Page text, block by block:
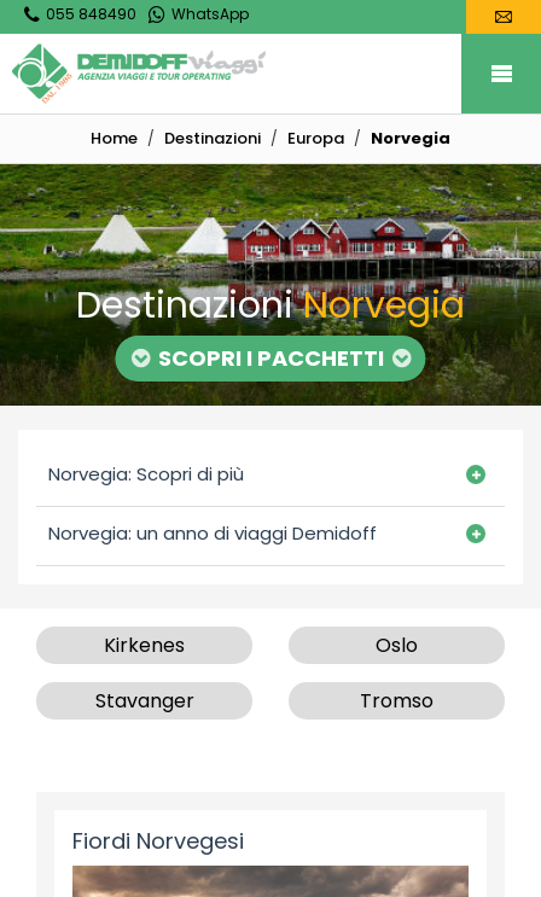
055 848490 WhatsApp
Home Destinazioni Europa Norvegia
DestinazioniNorvegia
SCOPRI I PACCHETTI
Norvegia: Scopri di più
Norvegia: un anno di viaggi Demidoff
Kirkenes
Oslo
Stavanger
Tromso
Fiordi Norvegesi